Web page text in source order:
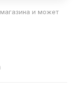
магазина и может